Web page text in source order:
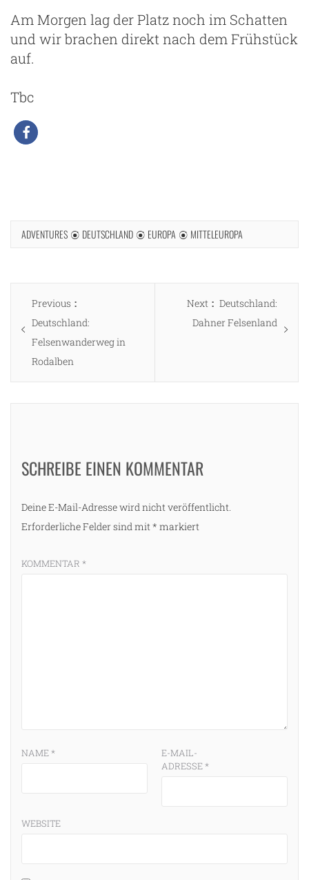
Am Morgen lag der Platz noch im Schatten
und wir brachen direkt nach dem Frühstück
auf.
Tbc
ADVENTURES DEUTSCHLAND EUROPA MITTELEUROPA
Beitragsnavigation
Previous
post:
Deutschland:
Felsenwanderweg in
Rodalben
Next
Next
post:
Deutschland:
Dahner Felsenland
SCHREIBE EINEN KOMMENTAR
Deine E-Mail-Adresse wird nicht veröffentlicht.
Erforderliche Felder sind mit* markiert
KOMMENTAR *
NAME*
E-MAIL-
ADRESSE*
WEBSITE